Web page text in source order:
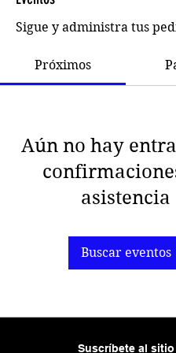
Sigue y administra tus
Próximos
Aún no hay
asistencia
Buscar eventos
Suscríbete al sitio